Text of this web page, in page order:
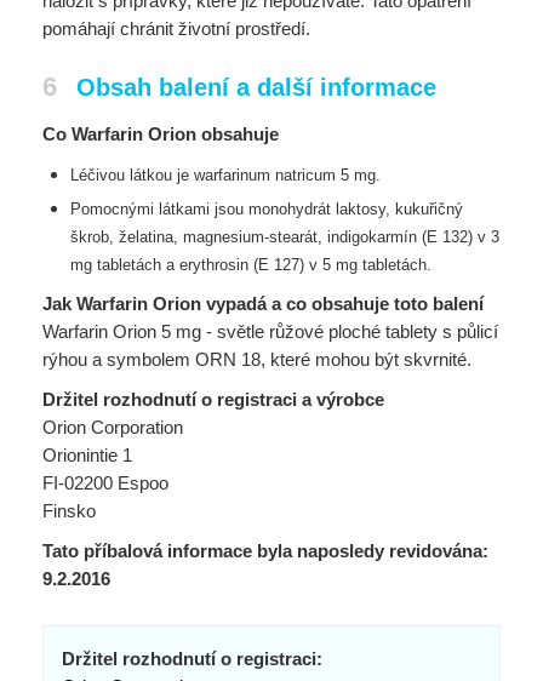
pomáhají chránit životní prostředí.
6 Obsah balení a další informace
Co Warfarin Orion obsahuje
Léčivou látkou je warfarinum natricum 5 mg.
Pomocnými látkami jsou monohydrát laktosy, kukuřičný
škrob, želatina, magnesium-stearát, indigokarmín (E 132) v 3
mg tabletách a erythrosin (E 127) v 5 mg tabletách.
Jak Warfarin Orion vypadá a co obsahuje toto balení
Warfarin Orion 5 mg - světle růžové ploché tablety s půlicí
rýhou a symbolem ORN 18, které mohou být skvrnité.
Držitel rozhodnutí o registraci a výrobce
Orion Corporation
Orionintie 1
FI-02200 Espoo
Finsko
Tato příbalová informace byla naposledy revidována:
9.2.2016
Držitel rozhodnutí o registraci: